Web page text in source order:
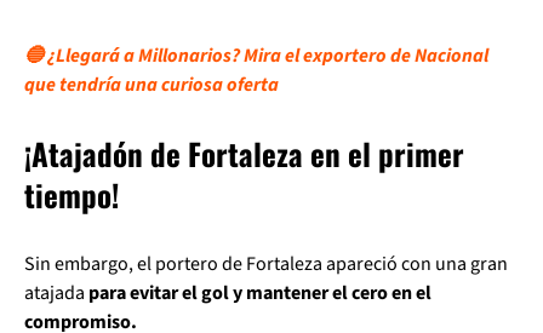
🔵 ¿Llegará a Millonarios? Mira el exportero de Nacional
que tendría una curiosa oferta
¡Atajadón de Fortaleza en el primer
tiempo!
Sin embargo, el portero de Fortaleza apareció con una gran
atajada para evitar el gol y mantener el cero en el
compromiso.